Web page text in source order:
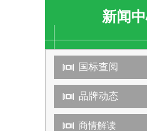
新闻
国标查阅
品牌动态
商情解读